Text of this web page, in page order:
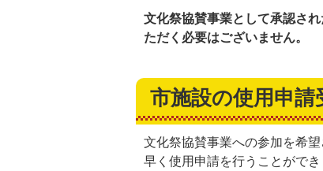
文化祭協賛事業として承認さ
ただく必要はございません。
市施設の使用申請
文化祭協賛事業への参加を希
早く使用申請を行うことができ